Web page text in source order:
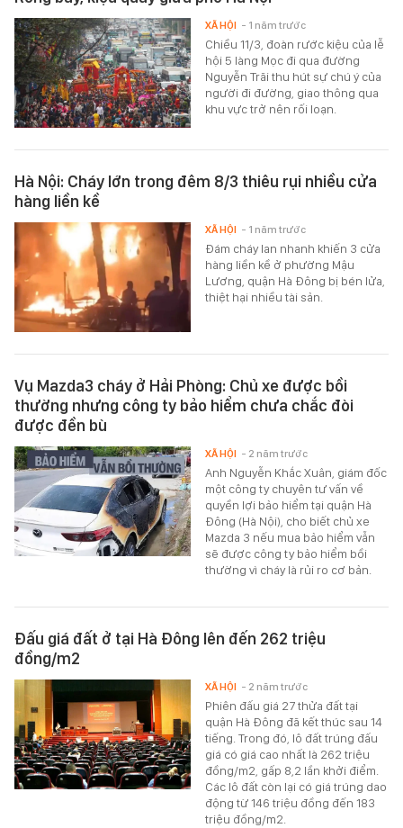
Chiều 11/3, đoàn rước kiệu của lễ
hội 5 làng Mọc đi qua đường
Nguyễn Trãi thu hút sự chú ý của
người đi đường, giao thông qua
khu vực trở nên rối loạn.
XÃ HỘI - 1 năm trước
Hà Nội: Cháy lớn trong đêm 8/3 thiêu rụi nhiều cửa
hàng liền kề
Đám cháy lan nhanh khiến 3 cửa
hàng liền kề ở phường Mậu
Lương, quận Hà Đông bị bén lửa,
thiệt hại nhiều tài sản.
XÃ HỘI - 1 năm trước
Vụ Mazda3 cháy ở Hải Phòng: Chủ xe được bồi
thường nhưng công ty bảo hiểm chưa chắc đòi
được đền bù
Anh Nguyễn Khắc Xuân, giám đốc
một công ty chuyên tư vấn về
quyền lợi bảo hiểm tại quận Hà
Đông (Hà Nội), cho biết chủ xe
Mazda 3 nếu mua bảo hiểm vẫn
sẽ được công ty bảo hiểm bồi
thường vì cháy là rủi ro cơ bản.
XÃ HỘI - 2 năm trước
Đấu giá đất ở tại Hà Đông lên đến 262 triệu
đồng/m2
Phiên đấu giá 27 thửa đất tại
quận Hà Đông đã kết thúc sau 14
tiếng. Trong đó, lô đất trúng đấu
giá có giá cao nhất là 262 triệu
đồng/m2, gấp 8,2 lần khởi điểm.
Các lô đất còn lại có giá trúng dao
động từ 146 triệu đồng đến 183
triệu đồng/m2.
XÃ HỘI - 2 năm trước